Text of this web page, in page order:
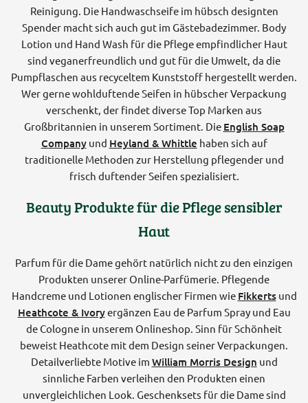
Reinigung. Die Handwaschseife im hübsch designten
Spender macht sich auch gut im Gästebadezimmer. Body
Lotion und Hand Wash für die Pflege empfindlicher Haut
sind veganerfreundlich und gut für die Umwelt, da die
Pumpflaschen aus recyceltem Kunststoff hergestellt werden.
Wer gerne wohlduftende Seifen in hübscher Verpackung
verschenkt, der findet diverse Top Marken aus
Großbritannien in unserem Sortiment. Die English Soap
Companyund Heyland & Whittle haben sich auf
traditionelle Methoden zur Herstellung pflegender und
frisch duftender Seifen spezialisiert.
Beauty Produkte für die Pflege sensibler
Haut
Parfum für die Dame gehört natürlich nicht zu den einzigen
Produkten unserer Online-Parfümerie. Pflegende
Handcreme und Lotionen englischer Firmen wie Fikkertsund
Heathcote & Ivoryergänzen Eau de Parfum Spray und Eau
de Cologne in unserem Onlineshop. Sinn für Schönheit
beweist Heathcote mit dem Design seiner Verpackungen.
Detailverliebte Motive im William Morris Design und
sinnliche Farben verleihen den Produkten einen
unvergleichlichen Look. Geschenksets für die Dame sind